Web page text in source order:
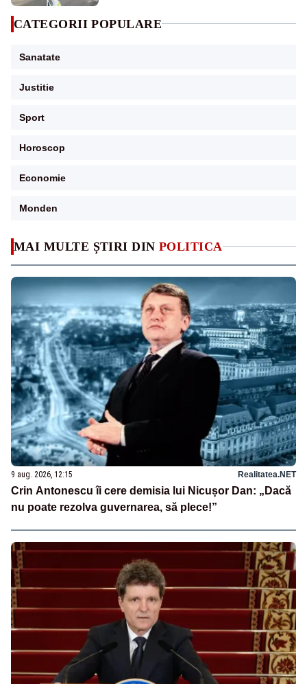
MAI MULTE ȘTIRI DIN POLITICA
9 aug. 2026, 12:15 Realitatea.NET
Crin Antonescu îi cere demisia lui Nicușor Dan: „Dacă
nu poate rezolva guvernarea, să plece!”
CATEGORII POPULARE
Sanatate
Justitie
Sport
Horoscop
Economie
Monden